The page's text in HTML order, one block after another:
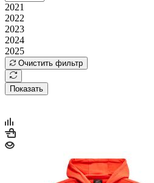
2021
2022
2023
2024
2025
Очистить фильтр
Показать